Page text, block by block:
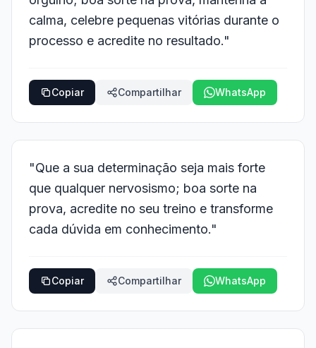
calma, celebre pequenas vitórias durante o
processo e acredite no resultado."
Copiar Compartilhar WhatsApp
"Que a sua determinação seja mais forte
que qualquer nervosismo; boa sorte na
prova, acredite no seu treino e transforme
cada dúvida em conhecimento."
Copiar Compartilhar WhatsApp